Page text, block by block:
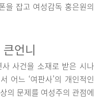
을 잡고 여성감독 홍은원의
언니
사건을 소재로 받은 시나
어느 ‘여판사’의 개인적인
의 문제를 여성주의 관점에